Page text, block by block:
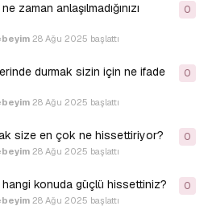
zaman anlaşılmadığınızı
28 Ağu 2025 başlattı
0
durmak sizin için ne ifade
28 Ağu 2025 başlattı
0
size en çok ne hissettiriyor?
28 Ağu 2025 başlattı
0
konuda güçlü hissettiniz?
28 Ağu 2025 başlattı
0